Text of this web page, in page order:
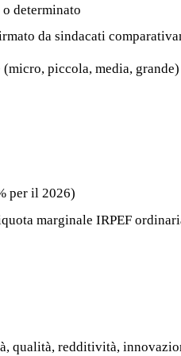
determinato
da sindacati
piccola, media,
per il 2026)
marginale IRPEF
qualità, redditività,